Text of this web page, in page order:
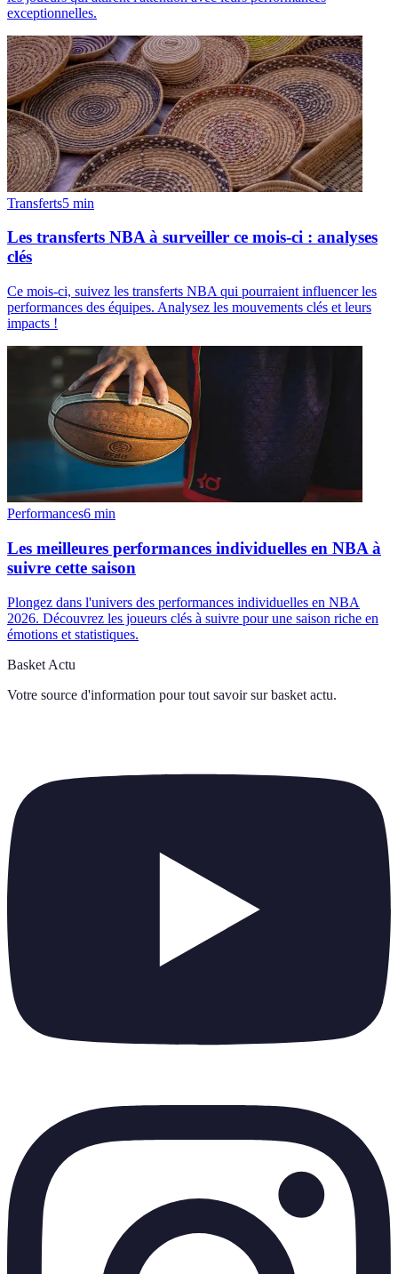
exceptionnelles.
Transferts5 min
Les transferts NBA à surveiller ce mois-ci : analyses
clés
Ce mois-ci, suivez les transferts NBA qui pourraient influencer les
performances des équipes. Analysez les mouvements clés et leurs
impacts !
Performances6 min
Les meilleures performances individuelles en NBA à
suivre cette saison
Plongez dans l'univers des performances individuelles en NBA
2026. Découvrez les joueurs clés à suivre pour une saison riche en
émotions et statistiques.
Basket Actu
Votre source d'information pour tout savoir sur basket actu.